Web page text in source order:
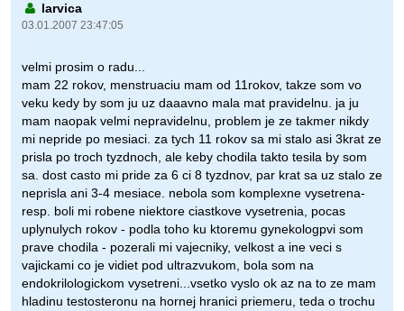
larvica
03.01.2007 23:47:05
velmi prosim o radu...
mam 22 rokov, menstruaciu mam od 11rokov, takze som vo
veku kedy by som ju uz daaavno mala mat pravidelnu. ja ju
mam naopak velmi nepravidelnu, problem je ze takmer nikdy
mi nepride po mesiaci. za tych 11 rokov sa mi stalo asi 3krat ze
prisla po troch tyzdnoch, ale keby chodila takto tesila by som
sa. dost casto mi pride za 6 ci 8 tyzdnov, par krat sa uz stalo ze
neprisla ani 3-4 mesiace. nebola som komplexne vysetrena-
resp. boli mi robene niektore ciastkove vysetrenia, pocas
uplynulych rokov - podla toho ku ktoremu gynekologpvi som
prave chodila - pozerali mi vajecniky, velkost a ine veci s
vajickami co je vidiet pod ultrazvukom, bola som na
endokrilologickom vysetreni...vsetko vyslo ok az na to ze mam
hladinu testosteronu na hornej hranici priemeru, teda o trochu